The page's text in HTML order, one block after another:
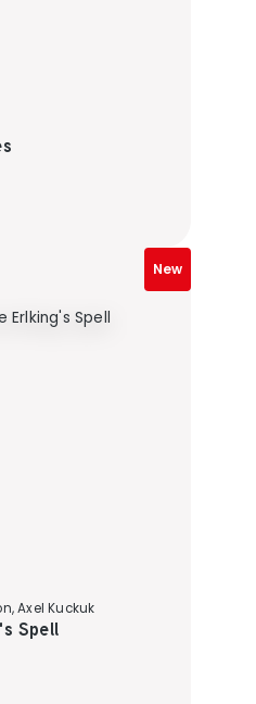
New
Axel Kuckuk
Spell